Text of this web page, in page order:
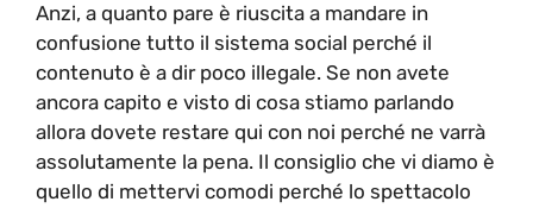
Anzi, a quanto pare è riuscita a mandare in
confusione tutto il sistema social perché il
contenuto è a dir poco illegale. Se non avete
ancora capito e visto di cosa stiamo parlando
allora dovete restare qui con noi perché ne varrà
assolutamente la pena. Il consiglio che vi diamo è
quello di mettervi comodi perché lo spettacolo